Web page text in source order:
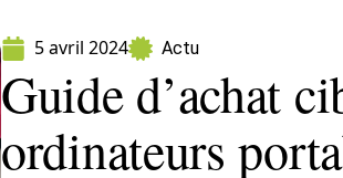
5 avril 2024 Actu
Guide d’achat
ordinateurs